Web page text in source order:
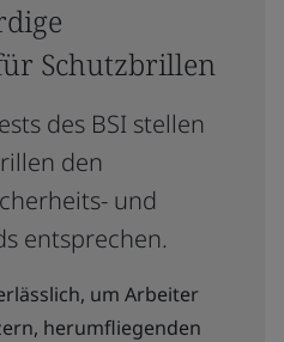
Schutzbrillen
des BSI stellen
den
und
entsprechen.
um Arbeiter
herumfliegenden